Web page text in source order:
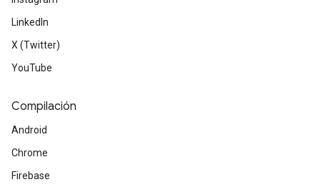
LinkedIn
X (Twitter)
YouTube
Compilación
Android
Chrome
Firebase